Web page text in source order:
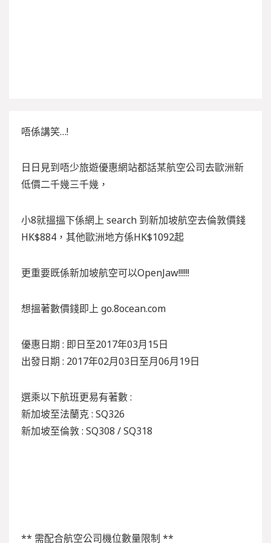
唔係講笑…!
日日見到唔少旅遊優惠網站都話某航空公司去歐洲新
低價二千幾三千幾，
小8就搵搵下係網上 search 到新加坡航空去倫敦價錢
HK$884，其他歐洲地方係HK$1092起
更重要既係新加坡航空可以OpenJaw!!!!!!
想搵著數價錢即上 go.8ocean.com
優惠日期 : 即日至2017年03月15日
出發日期 : 2017年02月03日至月06月19日
選乘以下航班更易有著數 :
新加坡至法蘭克 : SQ326
新加坡至倫敦 : SQ308 / SQ318
** 需配合航空公司機位數量限制 **